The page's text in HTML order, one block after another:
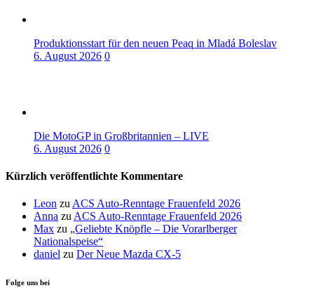
Produktionsstart für den neuen Peaq in Mladá Boleslav
6. August 2026 0
Die MotoGP in Großbritannien – LIVE
6. August 2026 0
Kürzlich veröffentlichte Kommentare
Leon zuACS Auto-Renntage Frauenfeld 2026
Anna zuACS Auto-Renntage Frauenfeld 2026
Max zu „Geliebte Knöpfle – Die Vorarlberger
Nationalspeise“
daniel zu Der Neue Mazda CX-5
Folge uns bei